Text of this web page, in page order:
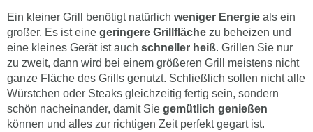
Ein kleiner Grill benötigt natürlich weniger Energie als ein
großer. Es ist eine geringere Grillfläche zu beheizen und
eine kleines Gerät ist auch schneller heiß. Grillen Sie nur
zu zweit, dann wird bei einem größeren Grill meistens nicht
ganze Fläche des Grills genutzt. Schließlich sollen nicht alle
Würstchen oder Steaks gleichzeitig fertig sein, sondern
schön nacheinander, damit Sie gemütlich genießen
können und alles zur richtigen Zeit perfekt gegart ist.